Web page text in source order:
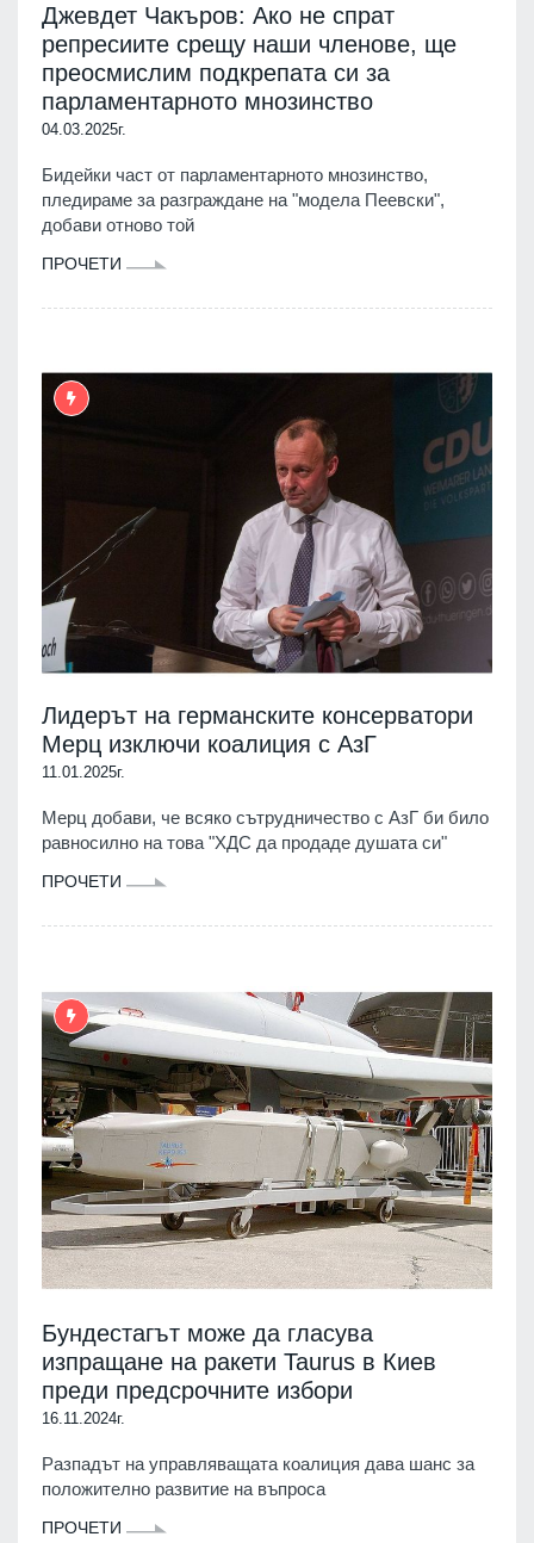
Джевдет Чакъров: Ако не спрат
репресиите срещу наши членове, ще
преосмислим подкрепата си за
парламентарното мнозинство
04.03.2025г.
Бидейки част от парламентарното мнозинство,
пледираме за разграждане на "модела Пеевски",
добави отново той
ПРОЧЕТИ
Лидерът на германските консерватори
Мерц изключи коалиция с АзГ
11.01.2025г.
Мерц добави, че всяко сътрудничество с АзГ би било
равносилно на това "ХДС да продаде душата си"
ПРОЧЕТИ
Бундестагът може да гласува
изпращане на ракети Taurus в Киев
преди предсрочните избори
16.11.2024г.
Разпадът на управляващата коалиция дава шанс за
положително развитие на въпроса
ПРОЧЕТИ